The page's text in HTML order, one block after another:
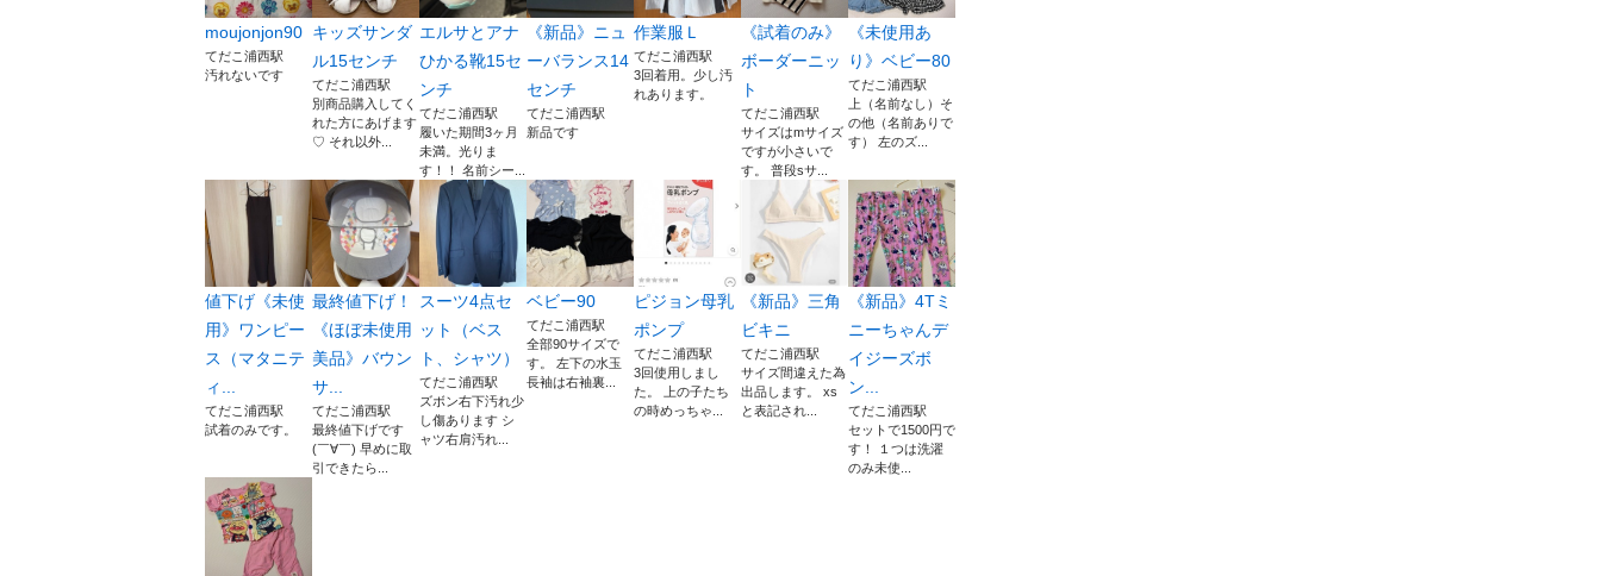
moujonjon90
てだこ浦西駅
汚れないです
キッズサンダ
ル15センチ
てだこ浦西駅
別商品購入してく
れた方にあげます
♡ それ以外...
エルサとアナ
ひかる靴15セ
ンチ
てだこ浦西駅
履いた期間3ヶ月
未満。光りま
す！！ 名前シー...
《新品》ニュ
ーバランス14
センチ
てだこ浦西駅
新品です
作業服Ｌ
てだこ浦西駅
3回着用。少し汚
れあります。
《試着のみ》
ボーダーニッ
ト
てだこ浦西駅
サイズはmサイズ
ですが小さいで
す。 普段sサ...
《未使用あ
り》ベビー80
てだこ浦西駅
上（名前なし）そ
の他（名前ありで
す） 左のズ...
値下げ《未使
用》ワンピー
ス（マタニテ
ィ...
てだこ浦西駅
試着のみです。
最終値下げ！
《ほぼ未使用
美品》バウン
サ...
てだこ浦西駅
最終値下げです
(￣∀￣) 早めに取
引できたら...
スーツ4点セ
ット（ベス
ト、シャツ）
てだこ浦西駅
ズボン右下汚れ少
し傷あります シ
ャツ右肩汚れ...
ベビー90
てだこ浦西駅
全部90サイズで
す。 左下の水玉
長袖は右袖裏...
ピジョン母乳
ポンプ
てだこ浦西駅
3回使用しまし
た。 上の子たち
の時めっちゃ...
《新品》三角
ビキニ
てだこ浦西駅
サイズ間違えた為
出品します。 xs
と表記され...
《新品》4Tミ
ニーちゃんデ
イジーズボ
ン...
てだこ浦西駅
セットで1500円で
す！ １つは洗濯
のみ未使...